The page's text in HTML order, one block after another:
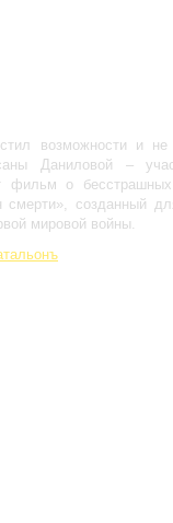
возможности и не
Даниловой –
фильм о
смерти», созданный
мировой войны.